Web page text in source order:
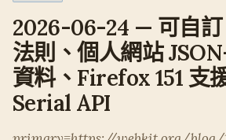
2026-06-24 — 可自訂
法則、個人網站
資料、Firefox 151 支
Serial API